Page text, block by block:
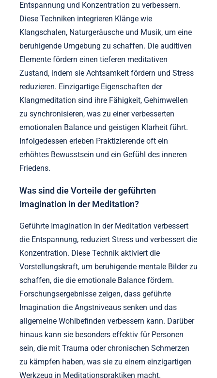
Entspannung und Konzentration zu verbessern.
Diese Techniken integrieren Klänge wie
Klangschalen, Naturgeräusche und Musik, um eine
beruhigende Umgebung zu schaffen. Die auditiven
Elemente fördern einen tieferen meditativen
Zustand, indem sie Achtsamkeit fördern und Stress
reduzieren. Einzigartige Eigenschaften der
Klangmeditation sind ihre Fähigkeit, Gehirnwellen
zu synchronisieren, was zu einer verbesserten
emotionalen Balance und geistigen Klarheit führt.
Infolgedessen erleben Praktizierende oft ein
erhöhtes Bewusstsein und ein Gefühl des inneren
Friedens.
Was sind die Vorteile der geführten
Imagination in der Meditation?
Geführte Imagination in der Meditation verbessert
die Entspannung, reduziert Stress und verbessert die
Konzentration. Diese Technik aktiviert die
Vorstellungskraft, um beruhigende mentale Bilder zu
schaffen, die die emotionale Balance fördern.
Forschungsergebnisse zeigen, dass geführte
Imagination die Angstniveaus senken und das
allgemeine Wohlbefinden verbessern kann. Darüber
hinaus kann sie besonders effektiv für Personen
sein, die mit Trauma oder chronischen Schmerzen
zu kämpfen haben, was sie zu einem einzigartigen
Werkzeug in Meditationspraktiken macht.